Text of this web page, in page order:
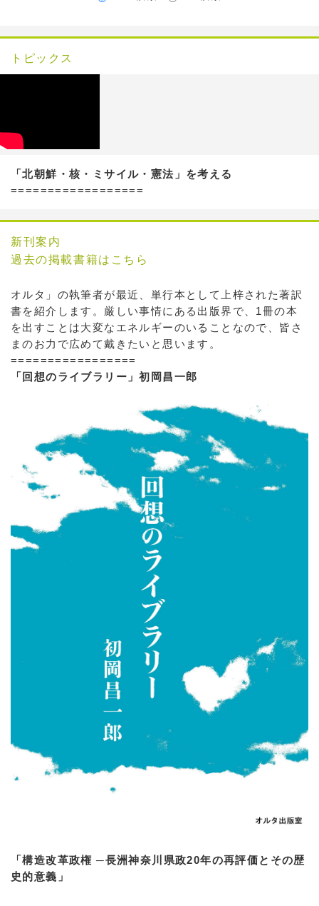
トピックス
「北朝鮮・核・ミサイル・憲法」を考える
==================
新刊案内
過去の掲載書籍はこちら
オルタ」の執筆者が最近、単行本として上梓された著訳
書を紹介します。厳しい事情にある出版界で、1冊の本
を出すことは大変なエネルギーのいることなので、皆さ
まのお力で広めて戴きたいと思います。
=================
「回想のライブラリー」初岡昌一郎
「構造改革政権 ─長洲神奈川県政20年の再評価とその歴
史的意義」